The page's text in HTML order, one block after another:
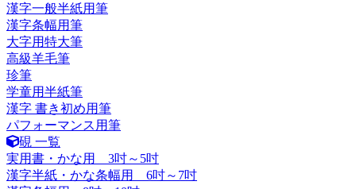
漢字一般半紙用筆
漢字条幅用筆
大字用特大筆
高級羊毛筆
珍筆
学童用半紙筆
漢字 書き初め用筆
パフォーマンス用筆
硯 一覧
実用書・かな用 3吋～5吋
漢字半紙・かな条幅用 6吋～7吋